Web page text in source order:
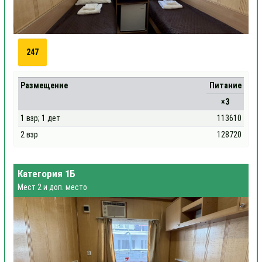
247
Размещение
Питание
×3
1 взр; 1 дет
113610
2 взр
128720
Категория 1Б
Мест 2 и доп. место